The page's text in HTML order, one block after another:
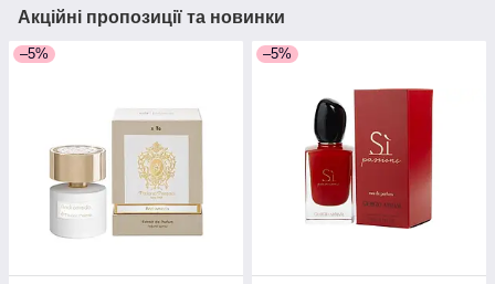
Акційні пропозиції та новинки
–5% –5%